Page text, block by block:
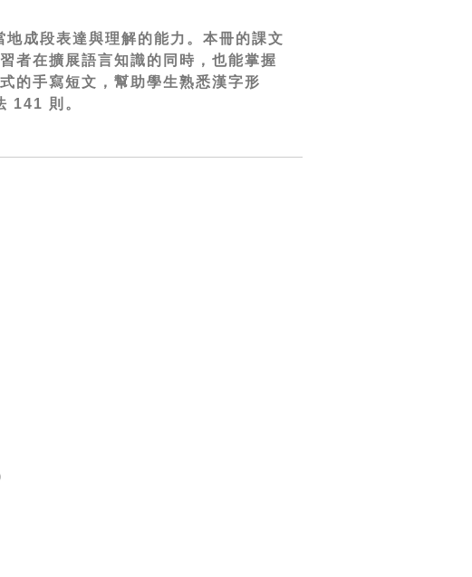
地成段表達與理解的能力。本冊的課文
者在擴展語言知識的同時，也能掌握
的手寫短文，幫助學生熟悉漢字形
141 則。